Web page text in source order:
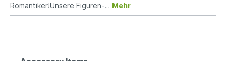
Romantiker!Unsere Figuren-… Mehr